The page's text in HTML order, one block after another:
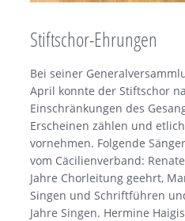
Stiftschor-Ehrungen
Bei seiner
April konnte der Stiftschor
Einschränkungen des
Erscheinen zählen und
vornehmen. Folgende
vom Cäcilienverband:
Jahre Chorleitung geehrt,
Singen und Schriftführen
Jahre Singen. Hermine